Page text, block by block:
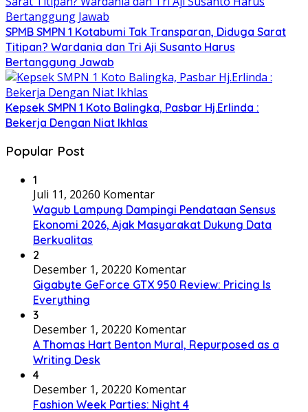
SPMB SMPN 1 Kotabumi Tak Transparan, Diduga Sarat
Titipan? Wardania dan Tri Aji Susanto Harus
Bertanggung Jawab
Kepsek SMPN 1 Koto Balingka, Pasbar Hj.Erlinda :
Bekerja Dengan Niat Ikhlas
Popular Post
1
Juli 11, 20260 Komentar
Wagub Lampung Dampingi Pendataan Sensus
Ekonomi 2026, Ajak Masyarakat Dukung Data
Berkualitas
2
Desember 1, 20220 Komentar
Gigabyte GeForce GTX 950 Review: Pricing Is
Everything
3
Desember 1, 20220 Komentar
A Thomas Hart Benton Mural, Repurposed as a
Writing Desk
4
Desember 1, 20220 Komentar
Fashion Week Parties: Night 4